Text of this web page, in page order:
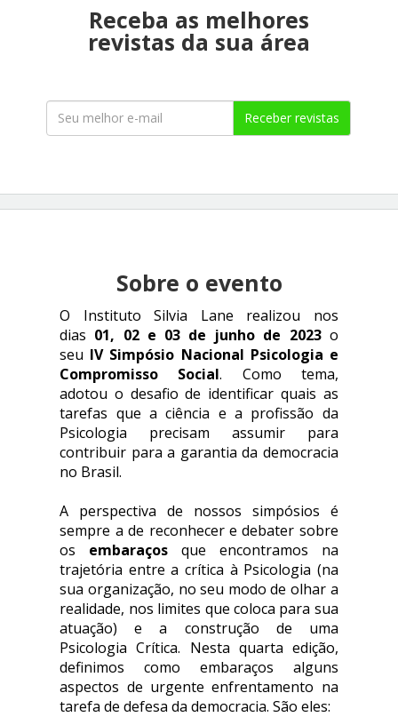
Receba as melhores
revistas da sua área
Receber revistas
Sobre o evento
O Instituto Silvia Lane realizou nos
dias 01, 02 e 03 de junho de 2023 o
seu IV Simpósio Nacional Psicologia e
Compromisso Social. Como tema,
adotou o desafio de identificar quais as
tarefas que a ciência e a profissão da
Psicologia precisam assumir para
contribuir para a garantia da democracia
no Brasil.
A perspectiva de nossos simpósios é
sempre a de reconhecer e debater sobre
os embaraços que encontramos na
trajetória entre a crítica à Psicologia (na
sua organização, no seu modo de olhar a
realidade, nos limites que coloca para sua
atuação) e a construção de uma
Psicologia Crítica. Nesta quarta edição,
definimos como embaraços alguns
aspectos de urgente enfrentamento na
tarefa de defesa da democracia. São eles: